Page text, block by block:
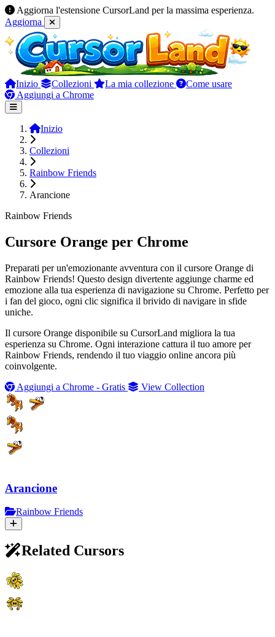
Aggiorna l'estensione CursorLand per la massima esperienza.
Aggiorna
Inizio Collezioni La mia collezione
Come usare
Aggiungi a Chrome
Inizio
Collezioni
Rainbow Friends
Arancione
Rainbow Friends
Cursore Orange per Chrome
Preparati per un'emozionante avventura con il cursore Orange di
Rainbow Friends! Questo design divertente aggiunge charme ed
emozione alla tua esperienza di navigazione su Chrome. Perfetto per
i fan del gioco, ogni clic significa il brivido di navigare in sfide
uniche.
Il cursore Orange disponibile su CursorLand migliora la tua
esperienza su Chrome. Ogni interazione cattura il tuo amore per
Rainbow Friends, rendendo il tuo viaggio online ancora più
coinvolgente.
Aggiungi a Chrome - Gratis
View Collection
Arancione
Rainbow Friends
Related Cursors